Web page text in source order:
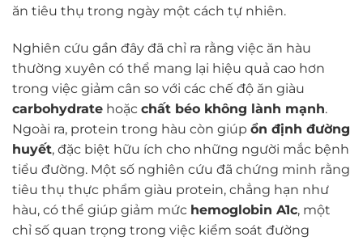
ăn tiêu thụ trong ngày một cách tự nhiên.
Nghiên cứu gần đây đã chỉ ra rằng việc ăn hàu
thường xuyên có thể mang lại hiệu quả cao hơn
trong việc giảm cân so với các chế độ ăn giàu
carbohydrate hoặc chất béo không lành mạnh.
Ngoài ra, protein trong hàu còn giúp ổn định đường
huyết, đặc biệt hữu ích cho những người mắc bệnh
tiểu đường. Một số nghiên cứu đã chứng minh rằng
tiêu thụ thực phẩm giàu protein, chẳng hạn như
hàu, có thể giúp giảm mức hemoglobin A1c, một
chỉ số quan trọng trong việc kiểm soát đường